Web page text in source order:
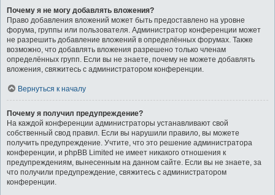
Почему я не могу добавлять вложения?
Право добавления вложений может быть предоставлено на уровне
форума, группы или пользователя. Администратор конференции может
не разрешить добавление вложений в определённых форумах. Также
возможно, что добавлять вложения разрешено только членам
определённых групп. Если вы не знаете, почему не можете добавлять
вложения, свяжитесь с администратором конференции.
Вернуться к началу
Почему я получил предупреждение?
На каждой конференции администраторы устанавливают свой
собственный свод правил. Если вы нарушили правило, вы можете
получить предупреждение. Учтите, что это решение администратора
конференции, и phpBB Limited не имеет никакого отношения к
предупреждениям, вынесенным на данном сайте. Если вы не знаете, за
что получили предупреждение, свяжитесь с администратором
конференции.